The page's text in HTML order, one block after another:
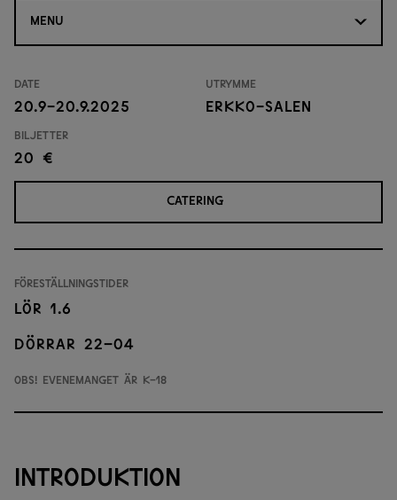
MENU
Date
20.9-20.9.2025
Utrymme
Erkko-salen
Biljetter
20 €
CATERING
Föreställningstider
Lör 1.6
Dörrar 22–04
Obs! Evenemanget är K-18
INTRODUKTION